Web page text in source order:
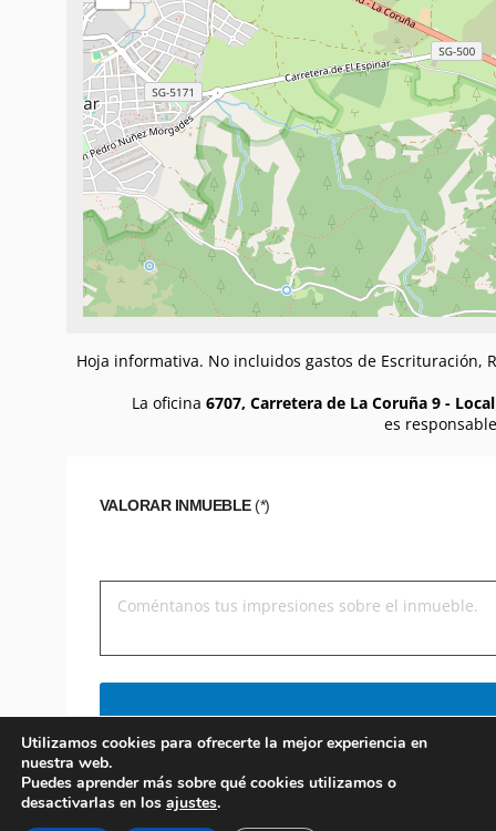
Hoja informativa. No incluidos gastos de Escrituración,
La oficina 6707, Carretera de La Coruña 9 -
es
VALORAR INMUEBLE(*)
Utilizamos cookies para ofrecerte la mejor experiencia en
nuestra web.
Puedes aprender más sobre qué cookies utilizamos o
desactivarlas en los ajustes.